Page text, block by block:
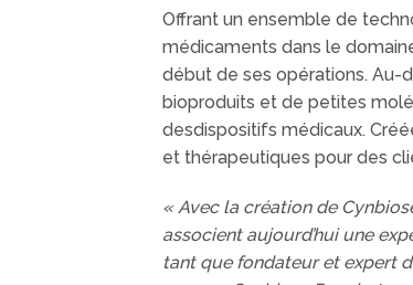
Offrant un ensemble de
médicaments dans le
début de ses opérations. Au-
bioproduits et de petites
desdispositifs médicaux.
et thérapeutiques pour des
« Avec la création de
associent aujourd’hui une
tant que fondateur et expert